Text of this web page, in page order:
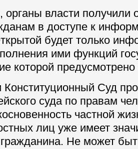
власти получили
в доступе к
будет только
ими функций
которой
Суд
суда по правам
частной
лиц уже имеет
Не может